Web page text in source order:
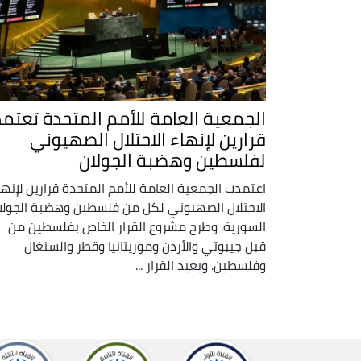
الجمعية العامة للأمم المتحدة
قرارين لإنهاء الاحتلال الصهيوني
لفلسطين وهضبة الجولان
اعتمدت الجمعية العامة للأمم المتحدة قرارين
الاحتلال الصهيوني لكل من فلسطين وهضبة
السورية. وطرح مشروع القرار الخاص بفلسطين من
قبل جيبوتي والأردن وموريتانيا وقطر والسنغال
وفلسطين. ويعيد القرار ...